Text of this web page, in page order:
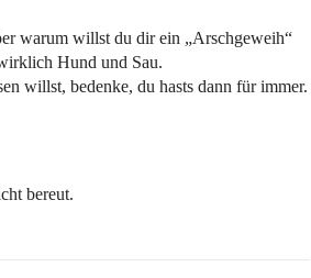
warum willst du dir ein „Arschgeweih“
Hund und Sau.
willst, bedenke, du hasts dann für immer.
bereut.